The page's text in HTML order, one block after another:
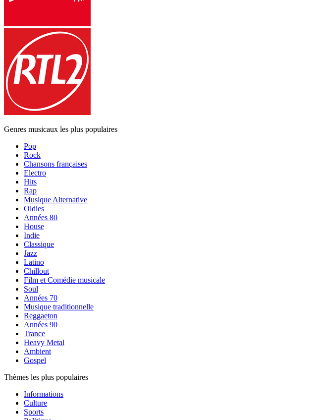
Genres musicaux les plus populaires
Pop
Rock
Chansons françaises
Electro
Hits
Rap
Musique Alternative
Oldies
Années 80
House
Indie
Classique
Jazz
Latino
Chillout
Film et Comédie musicale
Soul
Années 70
Musique traditionnelle
Reggaeton
Années 90
Trance
Heavy Metal
Ambient
Gospel
Thèmes les plus populaires
Informations
Culture
Sports